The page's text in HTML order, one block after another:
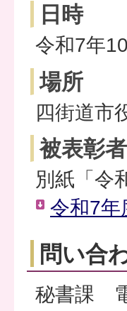
日時
令和7年
場所
四街道市
被表彰者
別紙「令
令和7年
問い合
秘書課